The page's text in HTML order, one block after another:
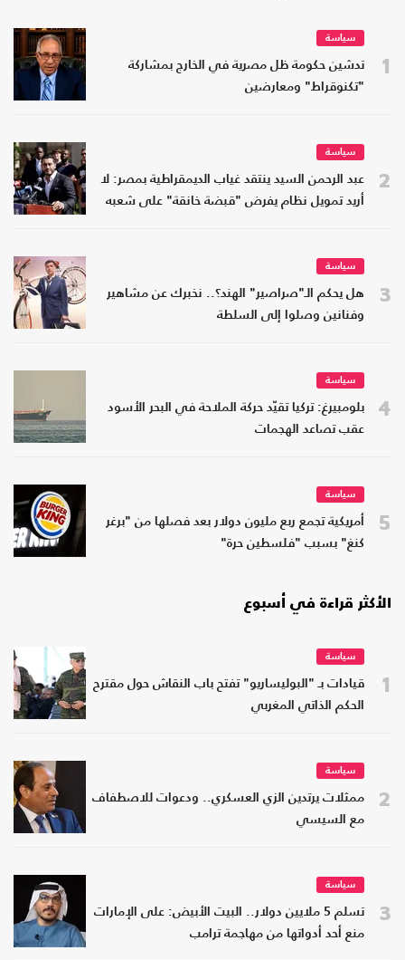
1
سياسة
تدشين حكومة ظل مصرية في الخارج بمشاركة
"تكنوقراط" ومعارضين
2
سياسة
عبد الرحمن السيد ينتقد غياب الديمقراطية بمصر: لا
أريد تمويل نظام يفرض "قبضة خانقة" على شعبه
3
سياسة
هل يحكم الـ"صراصير" الهند؟.. نخبرك عن مشاهير
وفنانين وصلوا إلى السلطة
4
سياسة
بلومبيرغ: تركيا تقيّد حركة الملاحة في البحر الأسود
عقب تصاعد الهجمات
5
سياسة
أمريكية تجمع ربع مليون دولار بعد فصلها من "برغر
كنغ" بسبب "فلسطين حرة"
الأكثر قراءة في أسبوع
1
سياسة
قيادات بـ "البوليساريو" تفتح باب النقاش حول مقترح
الحكم الذاتي المغربي
2
سياسة
ممثلات يرتدين الزي العسكري.. ودعوات للاصطفاف
مع السيسي
3
سياسة
تسلم 5 ملايين دولار.. البيت الأبيض: على الإمارات
منع أحد أدواتها من مهاجمة ترامب